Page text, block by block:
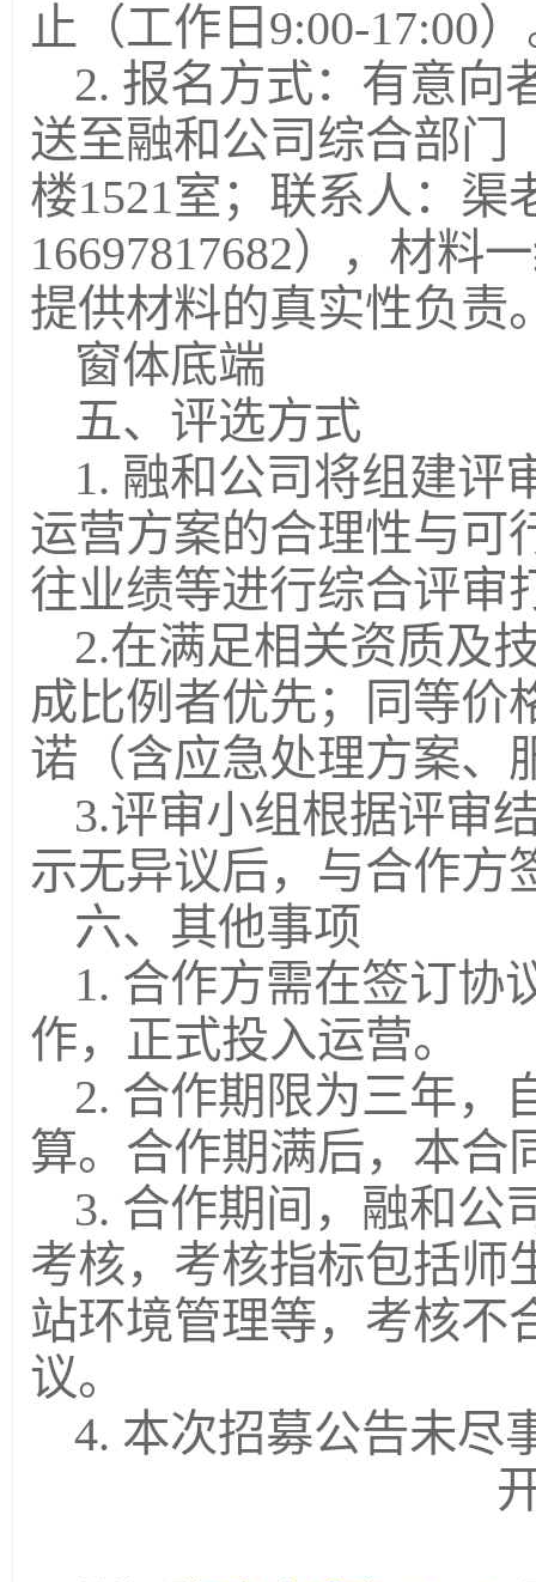
止（工作日9:00-17:00
2. 报名方式：有意向
送至融和公司综合部门
楼1521室；联系人：渠
16697817682），材料
提供材料的真实性负责
窗体底端
五、评选方式
1. 融和公司将组建评
运营方案的合理性与可
往业绩等进行综合评审
2.在满足相关资质及
成比例者优先；同等价
诺（含应急处理方案、
3.评审小组根据评审
示无异议后，与合作方
六、其他事项
1. 合作方需在签订协
作，正式投入运营。
2. 合作期限为三年，
算。合作期满后，本合
3. 合作期间，融和公
考核，考核指标包括师
站环境管理等，考核不
议。
4. 本次招募公告未尽